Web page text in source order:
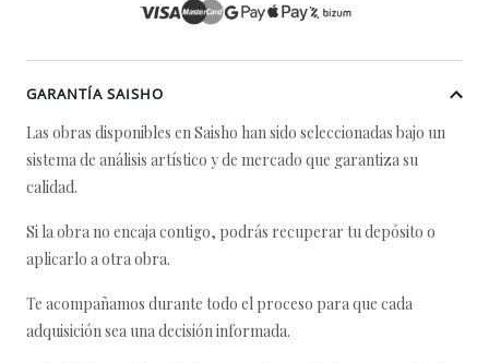
GARANTÍA SAISHO
Las obras disponibles en Saisho han sido seleccionadas bajo un
sistema de análisis artístico y de mercado que garantiza su
calidad.
Si la obra no encaja contigo, podrás recuperar tu depósito o
aplicarlo a otra obra.
Te acompañamos durante todo el proceso para que cada
adquisición sea una decisión informada.